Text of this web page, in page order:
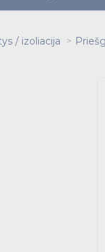
/ izoliacija